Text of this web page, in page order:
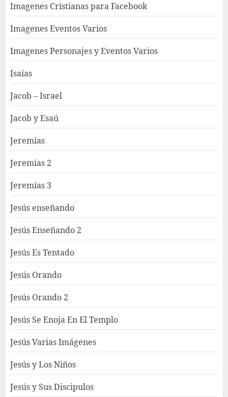
Imagenes Cristianas para Facebook
Imagenes Eventos Varios
Imagenes Personajes y Eventos Varios
Isaías
Jacob – Israel
Jacob y Esaú
Jeremías
Jeremías 2
Jeremías 3
Jesús enseñando
Jesús Enseñando 2
Jesús Es Tentado
Jesús Orando
Jesús Orando 2
Jesús Se Enoja En El Templo
Jesús Varias Imágenes
Jesús y Los Niños
Jesús y Sus Discipulos